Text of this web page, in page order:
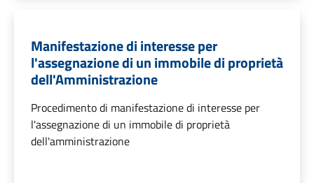
Manifestazione di interesse per
l'assegnazione di un immobile di proprietà
dell'Amministrazione
Procedimento di manifestazione di interesse per
l'assegnazione di un immobile di proprietà
dell'amministrazione